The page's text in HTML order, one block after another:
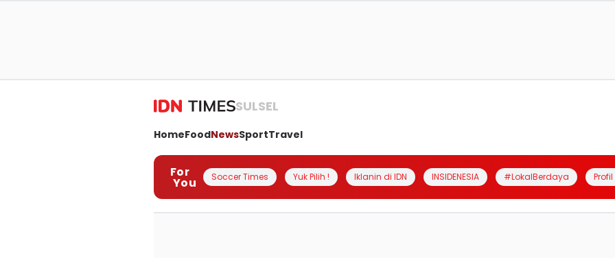
SULSEL
HomeFoodNewsSportTravel
For
You Soccer Times Yuk Pilih ! Iklanin di IDN INSIDENESIA #LokalBerdaya